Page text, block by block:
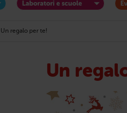
Laboratori e scuole
Un regalo per te!
Un